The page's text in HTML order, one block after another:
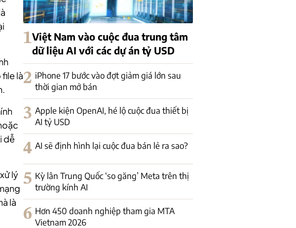
là
dễ
lý
là
1Việt Nam vào cuộc đua trung tâm
dữ liệu AI với các dự án tỷ USD
2 iPhone 17 bước vào đợt giảm giá lớn sau
thời gian mở bán
3 Apple kiện OpenAI, hé lộ cuộc đua thiết bị
AI tỷ USD
4 AI sẽ định hình lại cuộc đua bán lẻ ra sao?
5 Kỳ lân Trung Quốc ‘so găng’ Meta trên thị
trường kính AI
6 Hơn 450 doanh nghiệp tham gia MTA
Vietnam 2026